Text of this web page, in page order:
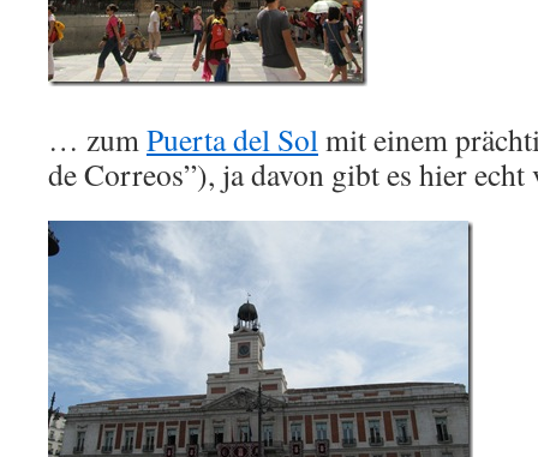
… zumPuerta del Solmit einem
de Correos”), ja davon gibt es hier echt